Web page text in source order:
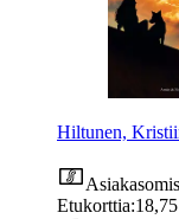
Hiltunen,
Etukorttia: